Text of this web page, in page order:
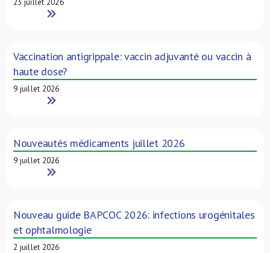
23 juillet 2026
Read More
Vaccination antigrippale: vaccin adjuvanté ou vaccin à
haute dose?
9 juillet 2026
Read More
Nouveautés médicaments juillet 2026
9 juillet 2026
Read More
Nouveau guide BAPCOC 2026: infections urogénitales
et ophtalmologie
2 juillet 2026